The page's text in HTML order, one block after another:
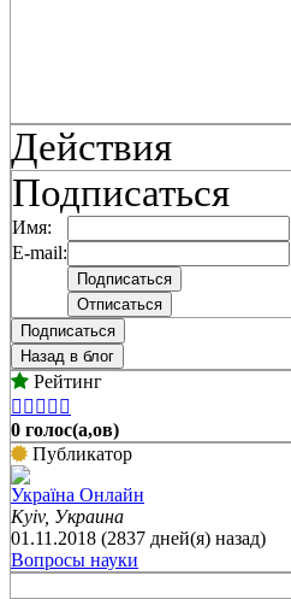
Действия
Подписаться
Имя:
E-mail:
Подписаться
Назад в блог
Рейтинг
    
0 голос(а,ов)
Публикатор
Україна Онлайн
Kyiv, Украина
01.11.2018 (2837 дней(я) назад)
Вопросы науки